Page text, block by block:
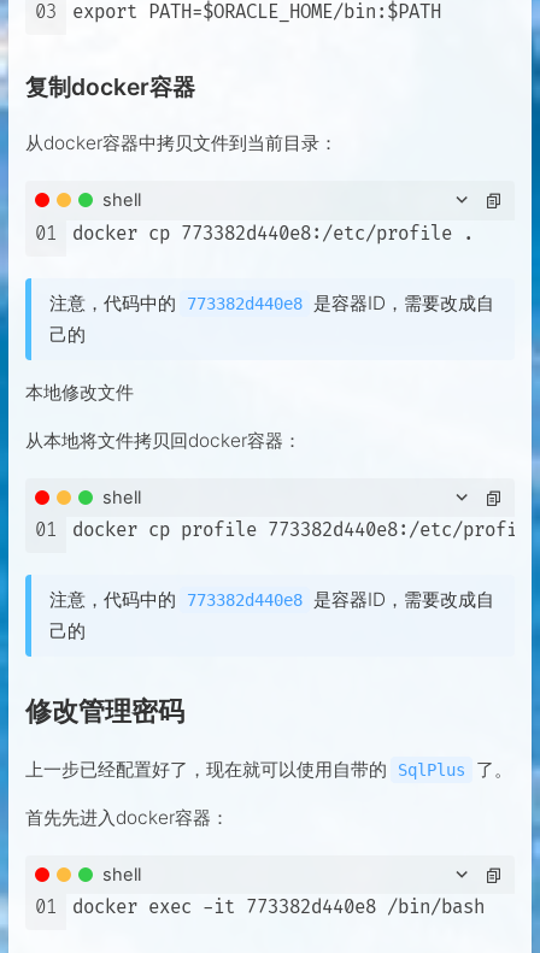
03
复制docker容器
从docker容器中拷贝文件到当前目录：
shell
01
注意，代码中的 773382d440e8
是容器ID，需要改成自
己的
本地修改文件
从本地将文件拷贝回docker容器：
shell
01
注意，代码中的 773382d440e8
是容器ID，需要改成自
己的
修改管理密码
上一步已经配置好了，现在就可以使用自带的 SqlPlus 了。
首先先进入docker容器：
shell
01